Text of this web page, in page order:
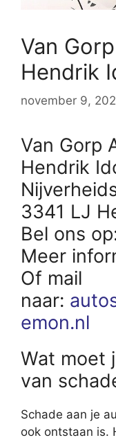
Van
Hendrik
november 9,
Van Gorp
Hendrik
3341 LJ
Bel ons
Meer
Of mail
naar:
emon.nl
Wat moet
van
Schade aan je
ook ontstaan is.